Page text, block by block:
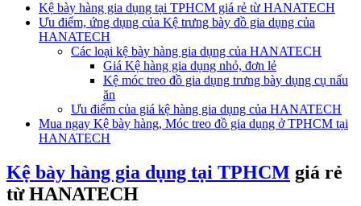
Kệ bày hàng gia dụng tại TPHCM giá rẻ từ HANATECH
Ưu điểm, ứng dụng của Kệ trưng bày đồ gia dụng của
HANATECH
Các loại kệ bày hàng gia dụng của HANATECH
Giá Kệ hàng gia dụng nhỏ, đơn lẻ
Kệ móc treo đồ gia dụng trưng bày dụng cụ nấu
ăn
Ưu điểm của giá kệ hàng gia dụng của HANATECH
Mua ngay Kệ bày hàng, Móc treo đồ gia dụng ở TPHCM tại
HANATECH
Kệ bày hàng gia dụng tại TPHCM giá rẻ
từ HANATECH